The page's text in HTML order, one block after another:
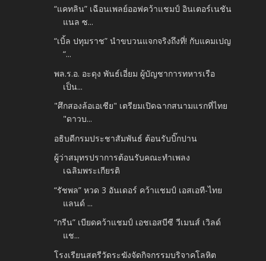
“แคทลิน” เฉือนเพลย์ออฟคว้าแชมป์ อินเตอร์เนชัน
แนล ซ...
“เบิ้ล ปทุมราช” นำขบวนแจกจริงถึงที่! กับแคมเปญ
“...
พล.ร.อ. อะดุง พันธ์เอี่ยม ผู้บัญชาการทหารเรือ
เป็น...
"ศึกสองล้อเอเชีย" เตรียมเปิดฉากสนามแรกที่ไทย
"ดาวบ...
อธิบดีกรมประชาสัมพันธ์ ต้อนรับบิ๊กปาน
ผู้ว่าสมุทรปราการต้อนรับคณะทำเพลง
เฉลิมพระเกียรติ
“รัชพล” หวด 3 อันเดอร์ คว้าแชมป์ เอสเอที-ไทย
แลนด์ ...
“กรีน” เบียดคว้าแชมป์ เอชเอสบีซี วีเมนส์ เวิลด์
แช...
โรงเรียนสตรีวัดระฆังจัดกิจกรรมบริจาคโลหิต